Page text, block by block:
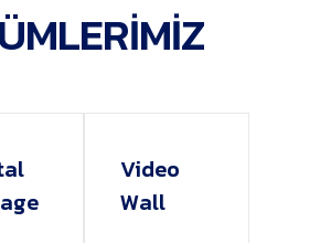
Video
Wall